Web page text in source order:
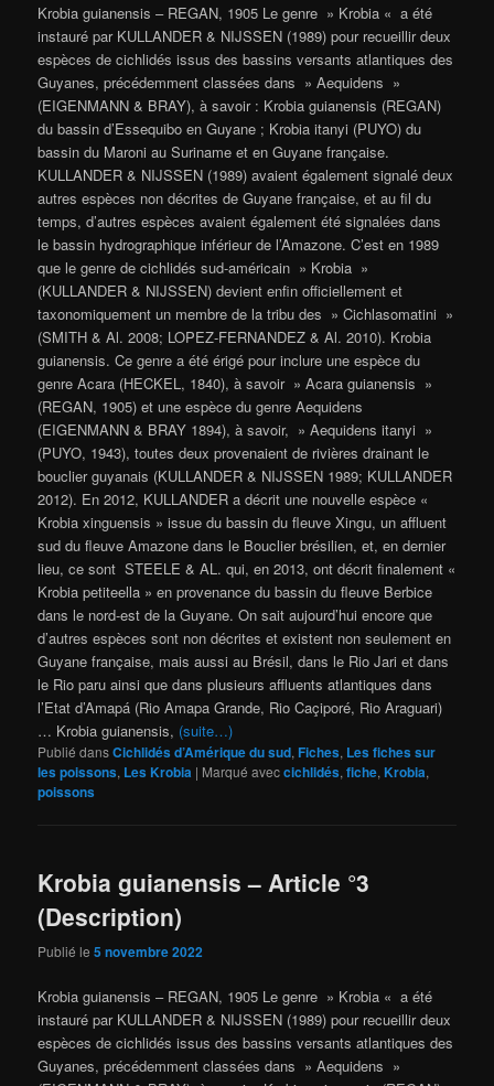
Krobia guianensis – REGAN, 1905 Le genre » Krobia « a été
instauré par KULLANDER & NIJSSEN (1989) pour recueillir deux
espèces de cichlidés issus des bassins versants atlantiques des
Guyanes, précédemment classées dans » Aequidens »
(EIGENMANN & BRAY), à savoir : Krobia guianensis (REGAN)
du bassin d’Essequibo en Guyane ; Krobia itanyi (PUYO) du
bassin du Maroni au Suriname et en Guyane française.
KULLANDER & NIJSSEN (1989) avaient également signalé deux
autres espèces non décrites de Guyane française, et au fil du
temps, d’autres espèces avaient également été signalées dans
le bassin hydrographique inférieur de l’Amazone. C’est en 1989
que le genre de cichlidés sud-américain » Krobia »
(KULLANDER & NIJSSEN) devient enfin officiellement et
taxonomiquement un membre de la tribu des » Cichlasomatini »
(SMITH & Al. 2008; LOPEZ-FERNANDEZ & Al. 2010). Krobia
guianensis. Ce genre a été érigé pour inclure une espèce du
genre Acara (HECKEL, 1840), à savoir » Acara guianensis »
(REGAN, 1905) et une espèce du genre Aequidens
(EIGENMANN & BRAY 1894), à savoir, » Aequidens itanyi »
(PUYO, 1943), toutes deux provenaient de rivières drainant le
bouclier guyanais (KULLANDER & NIJSSEN 1989; KULLANDER
2012). En 2012, KULLANDER a décrit une nouvelle espèce «
Krobia xinguensis » issue du bassin du fleuve Xingu, un affluent
sud du fleuve Amazone dans le Bouclier brésilien, et, en dernier
lieu, ce sont STEELE & AL. qui, en 2013, ont décrit finalement «
Krobia petiteella » en provenance du bassin du fleuve Berbice
dans le nord-est de la Guyane. On sait aujourd’hui encore que
d’autres espèces sont non décrites et existent non seulement en
Guyane française, mais aussi au Brésil, dans le Rio Jari et dans
le Rio paru ainsi que dans plusieurs affluents atlantiques dans
l’Etat d’Amapá (Rio Amapa Grande, Rio Caçiporé, Rio Araguari)
… Krobia guianensis, (suite…)
Publié dansCichlidés d’Amérique du sud,Fiches, Les fiches sur
les poissons, Les Krobia | Marqué aveccichlidés,fiche,Krobia,
poissons
Krobia guianensis – Article °3
(Description)
Publié le5 novembre 2022
Krobia guianensis – REGAN, 1905 Le genre » Krobia « a été
instauré par KULLANDER & NIJSSEN (1989) pour recueillir deux
espèces de cichlidés issus des bassins versants atlantiques des
Guyanes, précédemment classées dans » Aequidens »